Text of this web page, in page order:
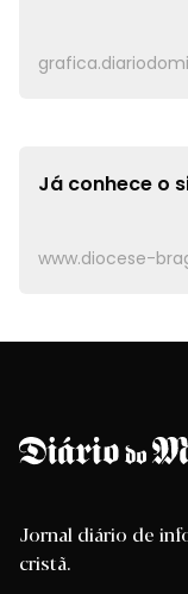
Já conhece o
www.diocese-
Jornal diário de
cristã.